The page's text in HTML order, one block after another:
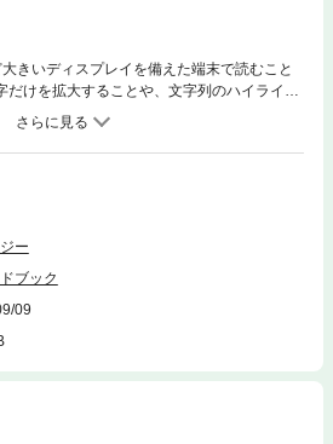
きいディスプレイを備えた端末で読むこと
だけを拡大することや、文字列のハイライ
などの機能が使用できません。焚きやすい暖
は?暖炉づくりを手掛けるすべての設計者、
に本書は明快に答えます。
ー
ブック
09